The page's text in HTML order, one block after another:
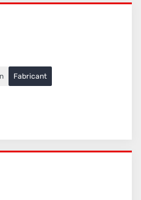
Fabricant